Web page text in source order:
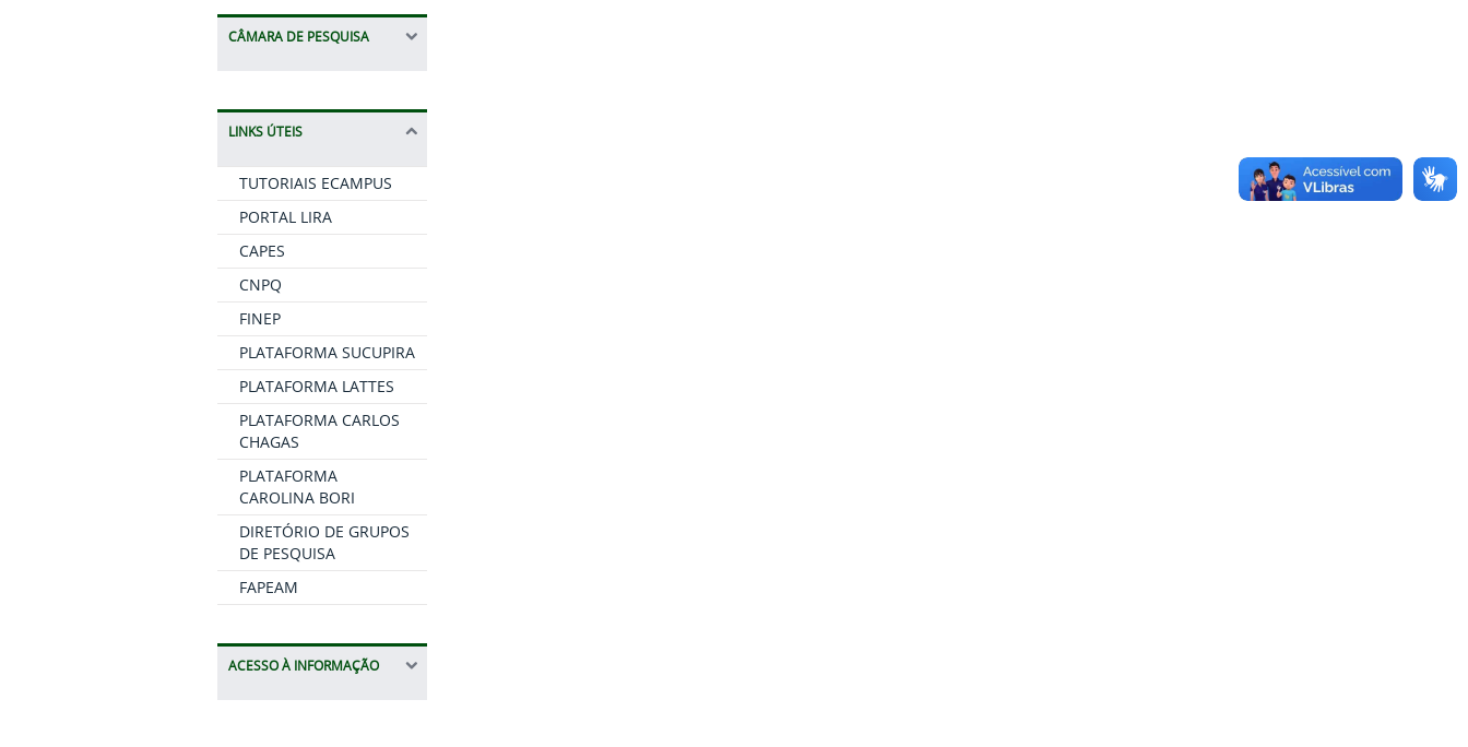
CÂMARA DE PESQUISA
LINKS ÚTEIS
TUTORIAIS ECAMPUS
PORTAL LIRA
CAPES
CNPQ
FINEP
PLATAFORMA SUCUPIRA
PLATAFORMA LATTES
PLATAFORMA CARLOS
CHAGAS
PLATAFORMA
CAROLINA BORI
DIRETÓRIO DE GRUPOS
DE PESQUISA
FAPEAM
ACESSO À INFORMAÇÃO